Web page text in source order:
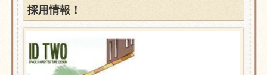
採用情報！